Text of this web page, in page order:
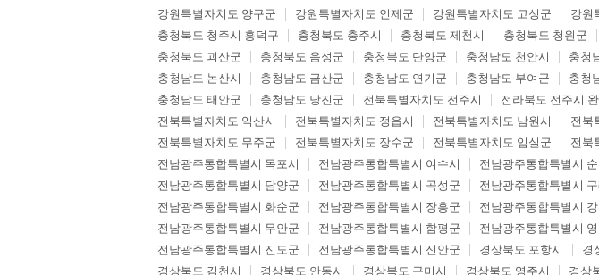
강원특별자치도 양구군
강원특별자치도 인제군 강원특별자치도 고성군 강원
충청북도 청주시 흥덕구
충청북도 충주시 충청북도 제천시 충청북도 청원군
충청북도 괴산군
충청북도 음성군 충청북도 단양군 충청남도 천안시 충청
충청남도 논산시
충청남도 금산군 충청남도 연기군 충청남도 부여군 충청
충청남도 태안군
충청남도 당진군 전북특별자치도 전주시 전라북도 전주시
전북특별자치도 익산시
전북특별자치도 정읍시 전북특별자치도 남원시 전북
전북특별자치도 무주군
전북특별자치도 장수군 전북특별자치도 임실군 전북
전남광주통합특별시 목포시
전남광주통합특별시 여수시 전남광주통합특별시
전남광주통합특별시 담양군
전남광주통합특별시 곡성군 전남광주통합특별시
전남광주통합특별시 화순군
전남광주통합특별시 장흥군 전남광주통합특별시
전남광주통합특별시 무안군
전남광주통합특별시 함평군 전남광주통합특별시
전남광주통합특별시 진도군
전남광주통합특별시 신안군 경상북도 포항시 경
경상북도 김천시
경상북도 안동시 경상북도 구미시 경상북도 영주시 경상